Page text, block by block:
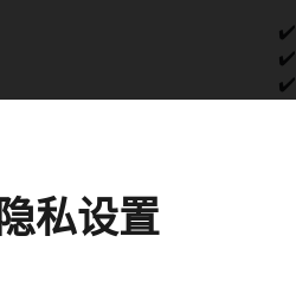
✔️
✔️
✔️
隐私设置